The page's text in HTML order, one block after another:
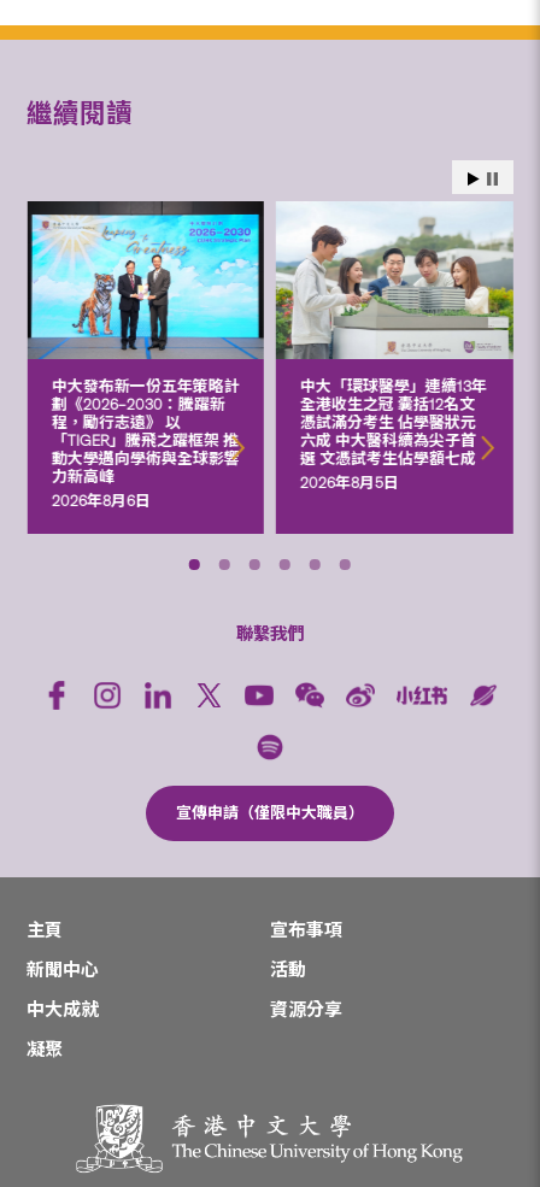
繼續閱讀
中大發布新一份五年策略計
劃《2026‒2030：騰躍新
程，勵行志遠》 以
「TIGER」騰飛之躍框架 推
動大學邁向學術與全球影響
力新高峰
2026年8月6日
中大「環球醫學」連續13年
全港收生之冠 囊括12名文
憑試滿分考生 佔學醫狀元
六成 中大醫科續為尖子首
選 文憑試考生佔學額七成
2026年8月5日
聯繫我們
宣傳申請（僅限中大職員）
主頁
宣布事項
新聞中心
活動
中大成就
資源分享
凝聚